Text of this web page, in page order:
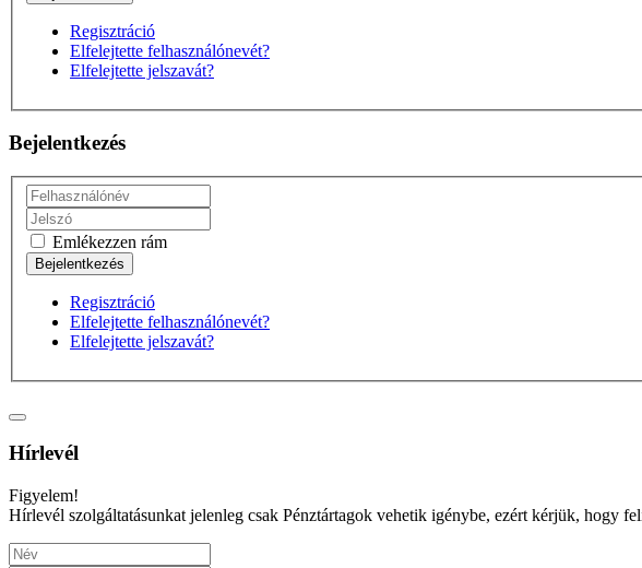
Regisztráció
Elfelejtette felhasználónevét?
Elfelejtette jelszavát?
Bejelentkezés
Emlékezzen rám
Regisztráció
Elfelejtette felhasználónevét?
Elfelejtette jelszavát?
Hírlevél
Figyelem!
Hírlevél szolgáltatásunkat jelenleg csak Pénztártagok vehetik igénybe, ezért kérjük, hogy